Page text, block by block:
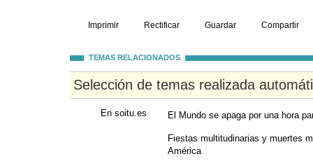
Imprimir Rectificar Guardar Compartir
TEMAS RELACIONADOS
Selección de temas realizada
En soitu.es El Mundo se apaga por una hora
Fiestas multitudinarias y muertes
América